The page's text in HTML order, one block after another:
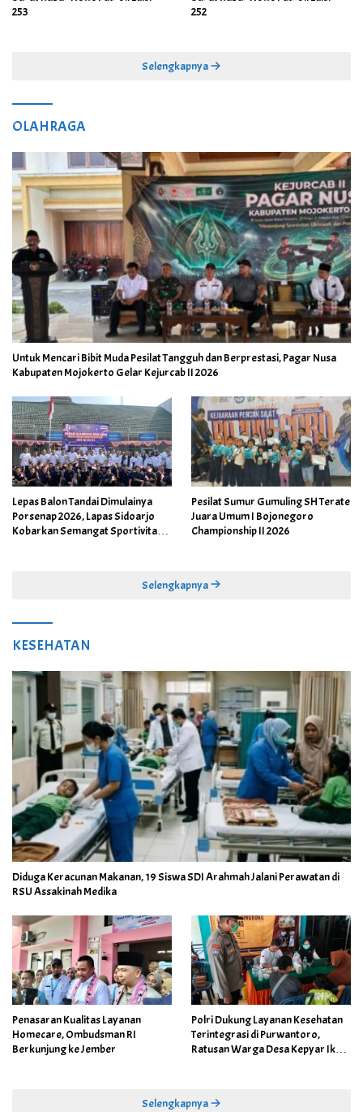
253
252
Selengkapnya
OLAHRAGA
Untuk Mencari Bibit Muda Pesilat Tangguh dan Berprestasi, Pagar Nusa
Kabupaten Mojokerto Gelar Kejurcab II 2026
Lepas Balon Tandai Dimulainya
Porsenap 2026, Lapas Sidoarjo
Kobarkan Semangat Sportivitas
Pesilat Sumur Gumuling SH Terate
Juara Umum I Bojonegoro
Championship II 2026
Selengkapnya
KESEHATAN
Diduga Keracunan Makanan, 19 Siswa SDI Arahmah Jalani Perawatan di
RSU Assakinah Medika
Penasaran Kualitas Layanan
Homecare, Ombudsman RI
Berkunjung ke Jember
Polri Dukung Layanan Kesehatan
Terintegrasi di Purwantoro,
Ratusan Warga Desa Kepyar Ikuti
Selengkapnya